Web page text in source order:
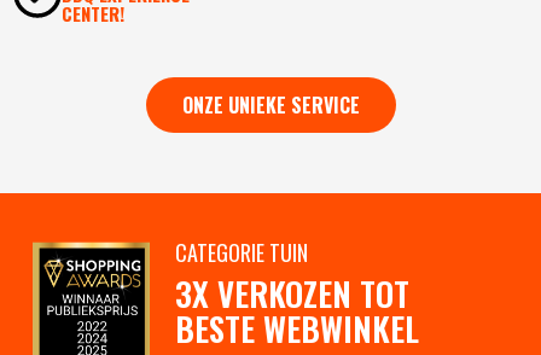
CENTER!
ONZE UNIEKE SERVICE
CATEGORIE TUIN
3X VERKOZEN TOT
BESTE WEBWINKEL